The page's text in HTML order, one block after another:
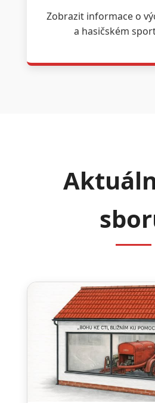
Zobrazit informace o
a hasičském